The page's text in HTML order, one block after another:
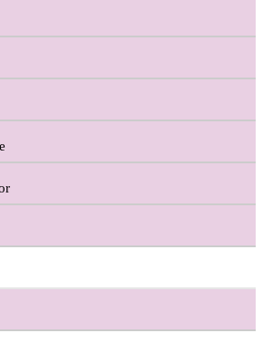
Reguengo Douro
Dão
Freitas - Setubal
Dão